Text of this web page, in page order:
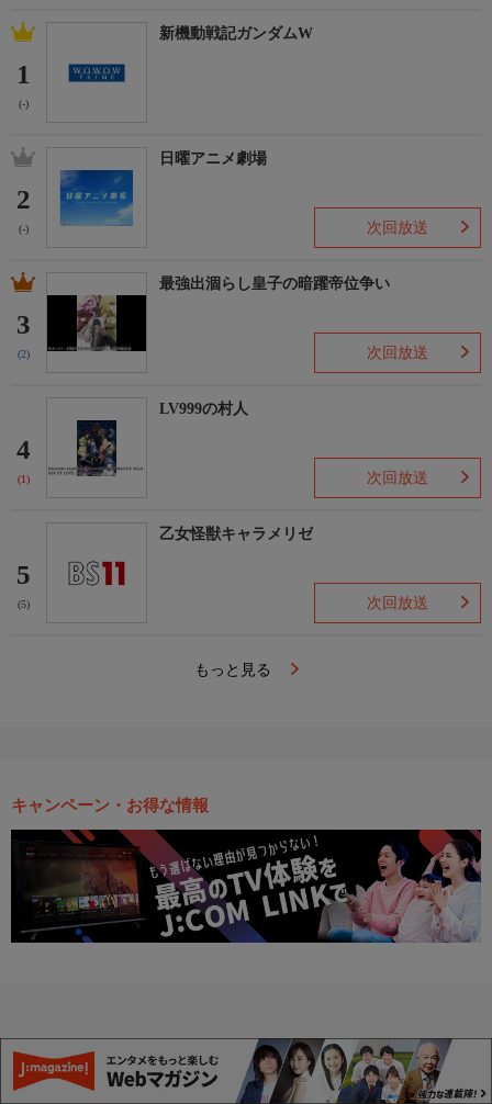
1
(-)
新機動戦記ガンダムW
2
(-)
日曜アニメ劇場
次回放送
3
(2)
最強出涸らし皇子の暗躍帝位争い
次回放送
4
(1)
LV999の村人
次回放送
5
(5)
乙女怪獣キャラメリゼ
次回放送
もっと見る
キャンペーン・お得な情報